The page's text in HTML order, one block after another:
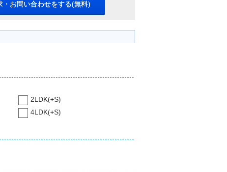
・お問い合わせをする(無料)
2LDK(+S)
4LDK(+S)